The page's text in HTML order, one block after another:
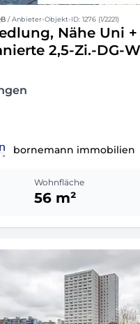
/ Anbieter-Objekt-ID: 1276 (1/2221)
Nähe Uni +
2,5-Zi.-DG-
bornemann immobilien
Wohnfläche
56 m²